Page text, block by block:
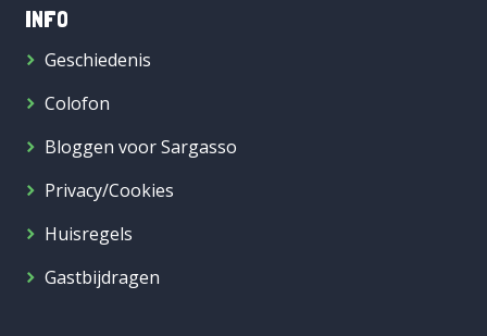
INFO
Geschiedenis
Colofon
Bloggen voor Sargasso
Privacy/Cookies
Huisregels
Gastbijdragen